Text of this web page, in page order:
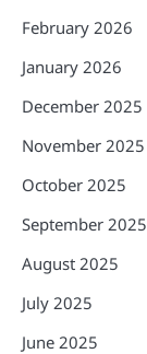
February 2026
January 2026
December 2025
November 2025
October 2025
September 2025
August 2025
July 2025
June 2025